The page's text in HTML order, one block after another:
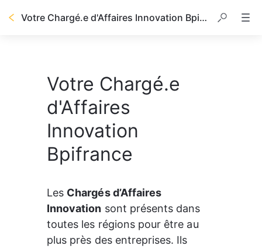
Votre Chargé.e d'Affaires Innovation Bpifrance
Votre Chargé.e
d'Affaires
Innovation
Bpifrance
Les Chargés d’Affaires
Innovation sont présents dans
toutes les régions pour être au
plus près des entreprises. Ils